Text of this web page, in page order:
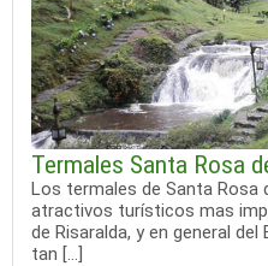
Termales Santa Rosa
Los termales de Santa Rosa
atractivos turísticos mas
de Risaralda, y en general
tan […]